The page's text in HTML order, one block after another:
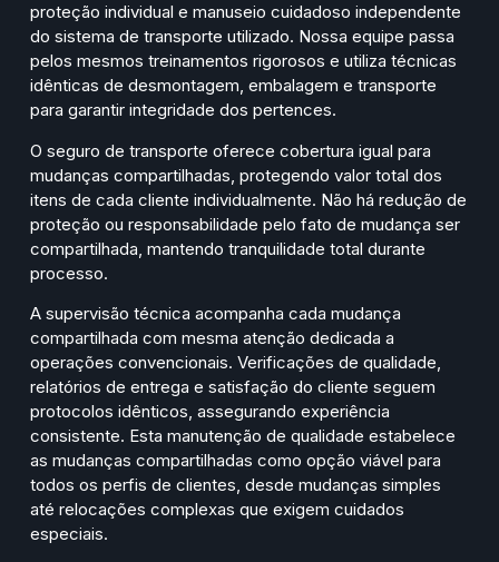
proteção individual e manuseio cuidadoso independente
do sistema de transporte utilizado. Nossa equipe passa
pelos mesmos treinamentos rigorosos e utiliza técnicas
idênticas de desmontagem, embalagem e transporte
para garantir integridade dos pertences.
O seguro de transporte oferece cobertura igual para
mudanças compartilhadas, protegendo valor total dos
itens de cada cliente individualmente. Não há redução de
proteção ou responsabilidade pelo fato de mudança ser
compartilhada, mantendo tranquilidade total durante
processo.
A supervisão técnica acompanha cada mudança
compartilhada com mesma atenção dedicada a
operações convencionais. Verificações de qualidade,
relatórios de entrega e satisfação do cliente seguem
protocolos idênticos, assegurando experiência
consistente. Esta manutenção de qualidade estabelece
as mudanças compartilhadas como opção viável para
todos os perfis de clientes, desde mudanças simples
até relocações complexas que exigem cuidados
especiais.